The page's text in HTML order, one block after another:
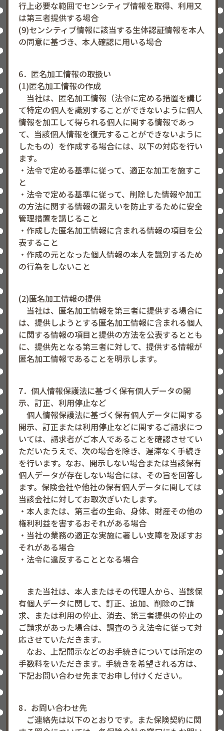
行上必要な範囲でセンシティブ情報を取得、利用又
は第三者提供する場合
(9)センシティブ情報に該当する生体認証情報を本人
の同意に基づき、本人確認に用いる場合
6．匿名加工情報の取扱い
(1)匿名加工情報の作成
当社は、匿名加工情報（法令に定める措置を講じ
て特定の個人を識別することができないように個人
情報を加工して得られる個人に関する情報であっ
て、当該個人情報を復元することができないように
したもの）を作成する場合には、以下の対応を行い
ます。
・法令で定める基準に従って、適正な加工を施すこ
と
・法令で定める基準に従って、削除した情報や加工
の方法に関する情報の漏えいを防止するために安全
管理措置を講じること
・作成した匿名加工情報に含まれる情報の項目を公
表すること
・作成の元となった個人情報の本人を識別するため
の行為をしないこと
(2)匿名加工情報の提供
当社は、匿名加工情報を第三者に提供する場合に
は、提供しようとする匿名加工情報に含まれる個人
に関する情報の項目と提供の方法を公表するととも
に、提供先となる第三者に対して、提供する情報が
匿名加工情報であることを明示します。
7．個人情報保護法に基づく保有個人データの開
示、訂正、利用停止など
個人情報保護法に基づく保有個人データに関する
開示、訂正または利用停止などに関するご請求につ
いては、請求者がご本人であることを確認させてい
ただいたうえで、次の場合を除き、遅滞なく手続き
を行います。なお、開示しない場合または当該保有
個人データが存在しない場合には、その旨を回答し
ます。保険会社や他社の保有個人データに関しては
当該会社に対してお取次ぎいたします。
・本人または、第三者の生命、身体、財産その他の
権利利益を害するおそれがある場合
・当社の業務の適正な実施に著しい支障を及ぼすお
それがある場合
・法令に違反することとなる場合
また当社は、本人またはその代理人から、当該保
有個人データに関して、訂正、追加、削除のご請
求、または利用の停止、消去、第三者提供の停止の
ご請求があった場合は、調査のうえ法令に従って対
応させていただきます。
なお、上記開示などのお手続きについては所定の
手数料をいただきます。手続きを希望される方は、
下記お問い合わせ先までお申し付けください。
8．お問い合わせ先
ご連絡先は以下のとおりです。また保険契約に関